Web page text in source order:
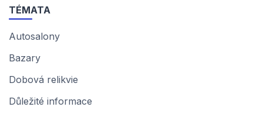
TÉMATA
Autosalony
Bazary
Dobová relikvie
Důležité informace